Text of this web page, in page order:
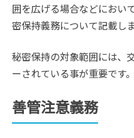
囲を広げる場合などにおい
密保持義務について記載しま
秘密保持の対象範囲には、
ーされている事が重要です。
善管注意義務